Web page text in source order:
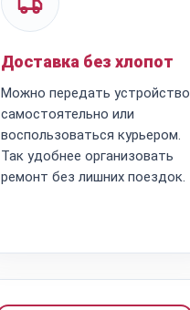
Доставка без хлопот
Можно передать устройство
самостоятельно или
воспользоваться курьером.
Так удобнее организовать
ремонт без лишних поездок.